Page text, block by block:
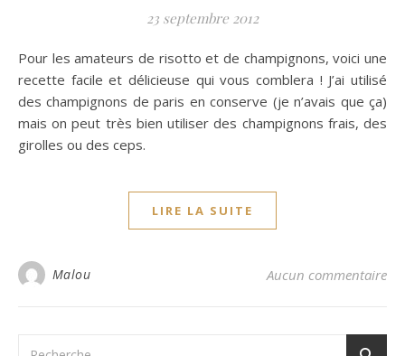
23 septembre 2012
Pour les amateurs de risotto et de champignons, voici une
recette facile et délicieuse qui vous comblera ! J’ai utilisé
des champignons de paris en conserve (je n’avais que ça)
mais on peut très bien utiliser des champignons frais, des
girolles ou des ceps.
LIRE LA SUITE
Malou Aucun commentaire